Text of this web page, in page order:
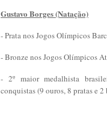
Gustavo Borges (Natação)
- Prata nos Jogos Olímpicos
- Bronze nos Jogos Olímpicos
- 2º maior medalhista
conquistas (9 ouros, 8 pratas e